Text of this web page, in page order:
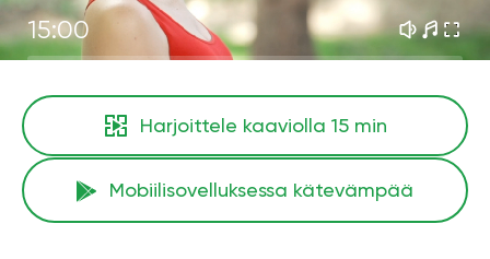
15:00
Harjoittele kaaviolla 15 min
Mobiilisovelluksessa kätevämpää